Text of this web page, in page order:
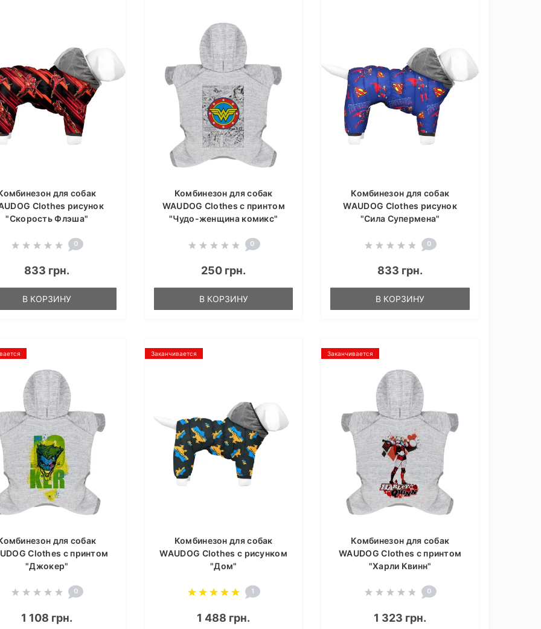
для собак
Clothes рисунок
"Скорость Флэша"
0
833 грн.
В КОРЗИНУ
Комбинезон для собак
WAUDOG Clothes с принтом
"Чудо-женщина комикс"
0
250 грн.
В КОРЗИНУ
Комбинезон для собак
WAUDOG Clothes рисунок
"Сила Супермена"
0
833 грн.
В КОРЗИНУ
для собак
Clothes с принтом
"Джокер"
0
1 108 грн.
Заканчивается
Комбинезон для собак
WAUDOG Clothes с рисунком
"Дом"
1
1 488 грн.
Заканчивается
Комбинезон для собак
WAUDOG Clothes с принтом
"Харли Квинн"
0
1 323 грн.